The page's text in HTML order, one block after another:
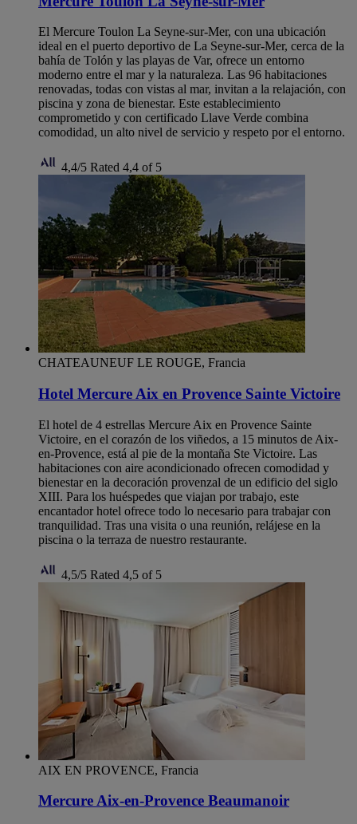
El Mercure Toulon La Seyne-sur-Mer, con una ubicación
ideal en el puerto deportivo de La Seyne-sur-Mer, cerca de la
bahía de Tolón y las playas de Var, ofrece un entorno
moderno entre el mar y la naturaleza. Las 96 habitaciones
renovadas, todas con vistas al mar, invitan a la relajación, con
piscina y zona de bienestar. Este establecimiento
comprometido y con certificado Llave Verde combina
comodidad, un alto nivel de servicio y respeto por el entorno.
4,4/5 Rated 4,4 of 5
CHATEAUNEUF LE ROUGE, Francia
Hotel Mercure Aix en Provence Sainte Victoire
El hotel de 4 estrellas Mercure Aix en Provence Sainte
Victoire, en el corazón de los viñedos, a 15 minutos de Aix-
en-Provence, está al pie de la montaña Ste Victoire. Las
habitaciones con aire acondicionado ofrecen comodidad y
bienestar en la decoración provenzal de un edificio del siglo
XIII. Para los huéspedes que viajan por trabajo, este
encantador hotel ofrece todo lo necesario para trabajar con
tranquilidad. Tras una visita o una reunión, relájese en la
piscina o la terraza de nuestro restaurante.
4,5/5 Rated 4,5 of 5
AIX EN PROVENCE, Francia
Mercure Aix-en-Provence Beaumanoir